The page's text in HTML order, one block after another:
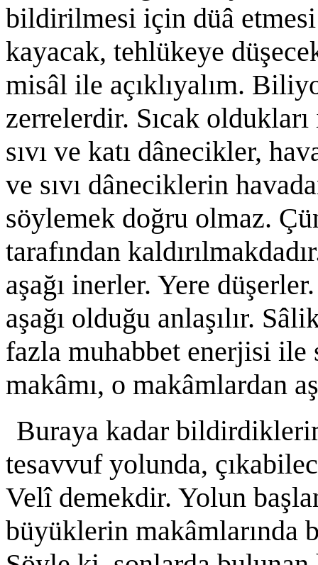
bildirilmesi için düâ
kayacak, tehlükeye
misâl ile açıklıyalım.
zerrelerdir. Sıcak
sıvı ve katı dânecikler,
ve sıvı dâneciklerin
söylemek doğru olmaz.
tarafından
aşağı inerler. Yere
aşağı olduğu anlaşılır.
fazla muhabbet enerjisi
makâmı, o makâmlardan
Buraya kadar
tesavvuf yolunda,
Velî demekdir. Yolun
büyüklerin makâmlarında